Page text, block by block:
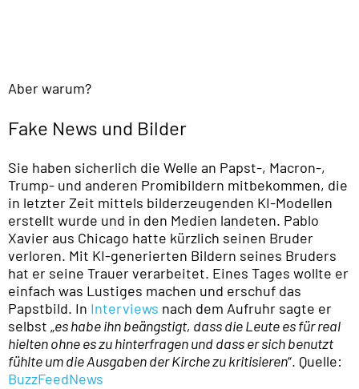
Aber warum?
Fake News und Bilder
Sie haben sicherlich die Welle an Papst-, Macron-,
Trump- und anderen Promibildern mitbekommen, die
in letzter Zeit mittels bilderzeugenden KI-Modellen
erstellt wurde und in den Medien landeten. Pablo
Xavier aus Chicago hatte kürzlich seinen Bruder
verloren. Mit KI-generierten Bildern seines Bruders
hat er seine Trauer verarbeitet. Eines Tages wollte er
einfach was Lustiges machen und erschuf das
Papstbild. In Interviews nach dem Aufruhr sagte er
selbst „es habe ihn beängstigt, dass die Leute es für real
hielten ohne es zu hinterfragen und dass er sich benutzt
fühlte um die Ausgaben der Kirche zu kritisieren“. Quelle:
BuzzFeedNews